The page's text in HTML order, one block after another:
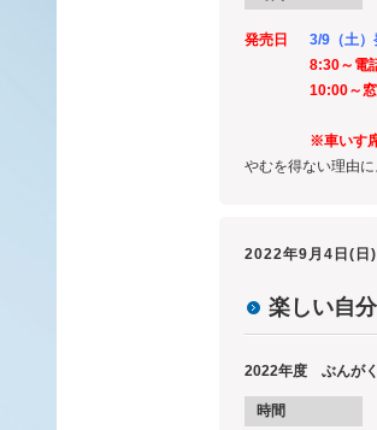
発売日
3/9（土）
8:30～電
10:00～
※車いす
やむを得ない理由
2022年9月4日(日)
楽しい自
2022年度 ぶんが
時間